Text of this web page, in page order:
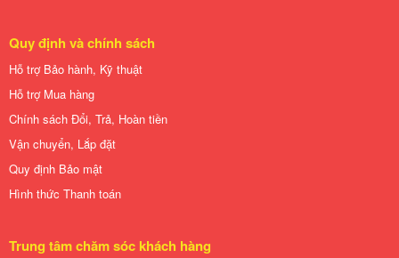
Quy định và chính sách
Hỗ trợ Bảo hành, Kỹ thuật
Hỗ trợ Mua hàng
Chính sách Đổi, Trả, Hoàn tiền
Vận chuyển, Lắp đặt
Quy định Bảo mật
Hình thức Thanh toán
Trung tâm chăm sóc khách hàng